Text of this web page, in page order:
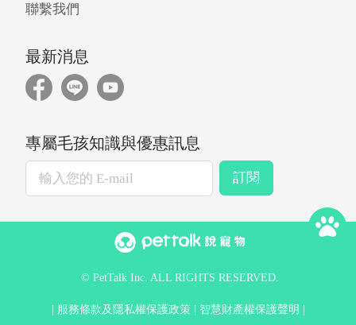
聯繫我們
最新消息
專屬毛孩知識與優惠訊息
訂閱
© PetTalk Inc. ALL RIGHTS RESERVED.
服務條款及隱私權保護政策 智慧財產權保護聲明